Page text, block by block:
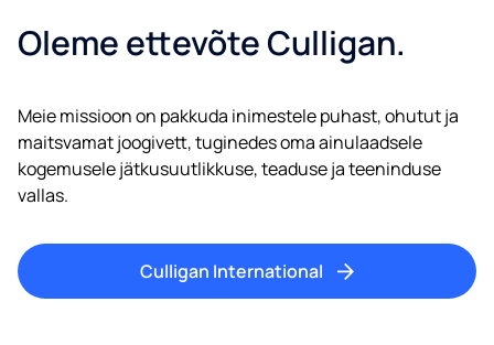
Oleme ettevõte Culligan.
Meie missioon on pakkuda inimestele puhast, ohutut ja
maitsvamat joogivett, tuginedes oma ainulaadsele
kogemusele jätkusuutlikkuse, teaduse ja teeninduse
vallas.
Culligan International